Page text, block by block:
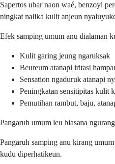
Sapertos ubar naon waé, benzoyl
ningkat nalika kulit anjeun
Efek samping umum anu dialaman
Kulit garing jeung ngaruksak
Beureum atanapi iritasi
Sensation ngaduruk atanapi
Peningkatan sensitipitas kulit
Pemutihan rambut, baju,
Pangaruh umum ieu biasana
Pangaruh samping anu kirang
kudu diperhatikeun.